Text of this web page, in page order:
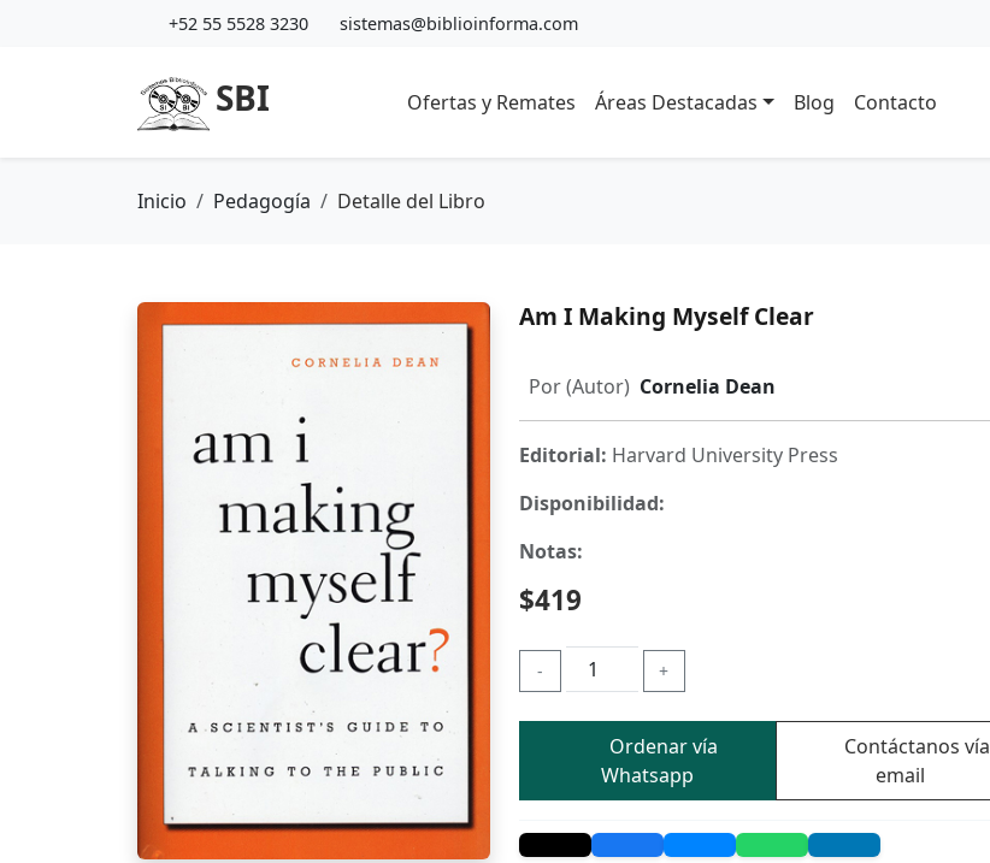
+52 55 5528 3230 sistemas@biblioinforma.com
SBI Ofertas y Remates Áreas Destacadas Blog Contacto
Inicio Pedagogía Detalle del Libro
Am I Making Myself Clear
Por (Autor) Cornelia Dean
Editorial: Harvard University Press
Disponibilidad:
Notas:
$419
- +
Ordenar vía
Whatsapp
Contáctanos vía
email